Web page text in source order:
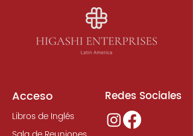
Acceso
Libros de Inglés
Redes Sociales